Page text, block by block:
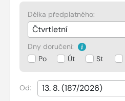
Délka předplatného:
Dny doručení:
Po
Út St
Od: